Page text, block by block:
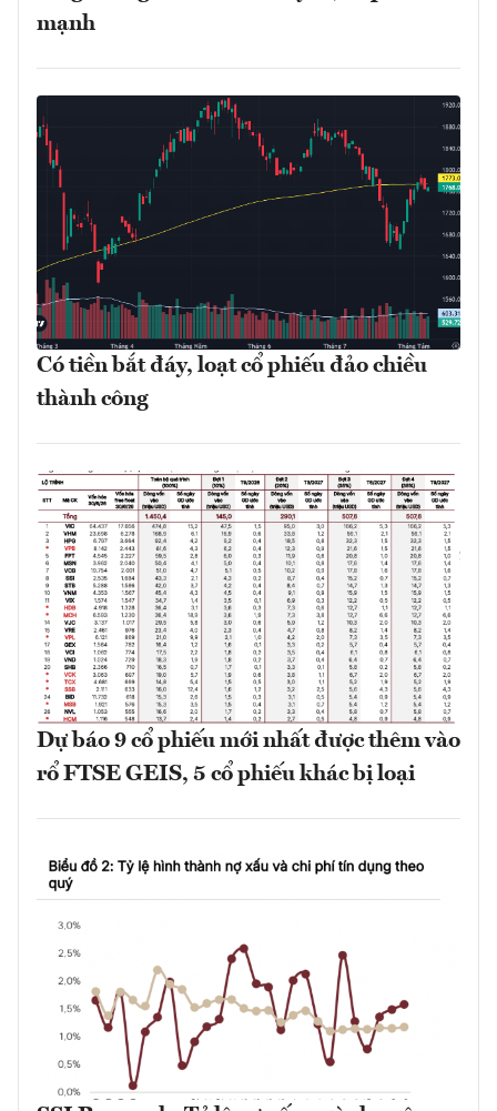
mạnh
Có tiền bắt đáy, loạt cổ phiếu đảo chiều
thành công
Dự báo 9 cổ phiếu mới nhất được thêm vào
rổ FTSE GEIS, 5 cổ phiếu khác bị loại